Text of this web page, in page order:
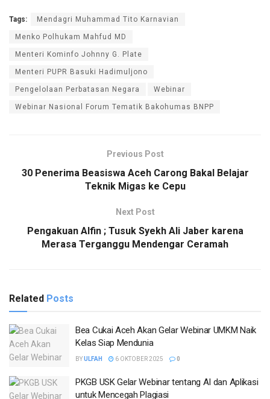
Tags: Mendagri Muhammad Tito Karnavian
Menko Polhukam Mahfud MD
Menteri Kominfo Johnny G. Plate
Menteri PUPR Basuki Hadimuljono
Pengelolaan Perbatasan Negara Webinar
Webinar Nasional Forum Tematik Bakohumas BNPP
Previous Post
30 Penerima Beasiswa Aceh Carong Bakal Belajar
Teknik Migas ke Cepu
Next Post
Pengakuan Alfin ; Tusuk Syekh Ali Jaber karena
Merasa Terganggu Mendengar Ceramah
Related Posts
Bea Cukai Aceh Akan Gelar Webinar UMKM Naik
Kelas Siap Mendunia
BYULFAH 6 OKTOBER 2025 0
PKGB USK Gelar Webinar tentang AI dan Aplikasi
untuk Mencegah Plagiasi